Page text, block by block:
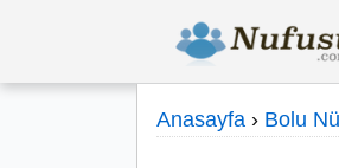
Anasayfa › Bolu